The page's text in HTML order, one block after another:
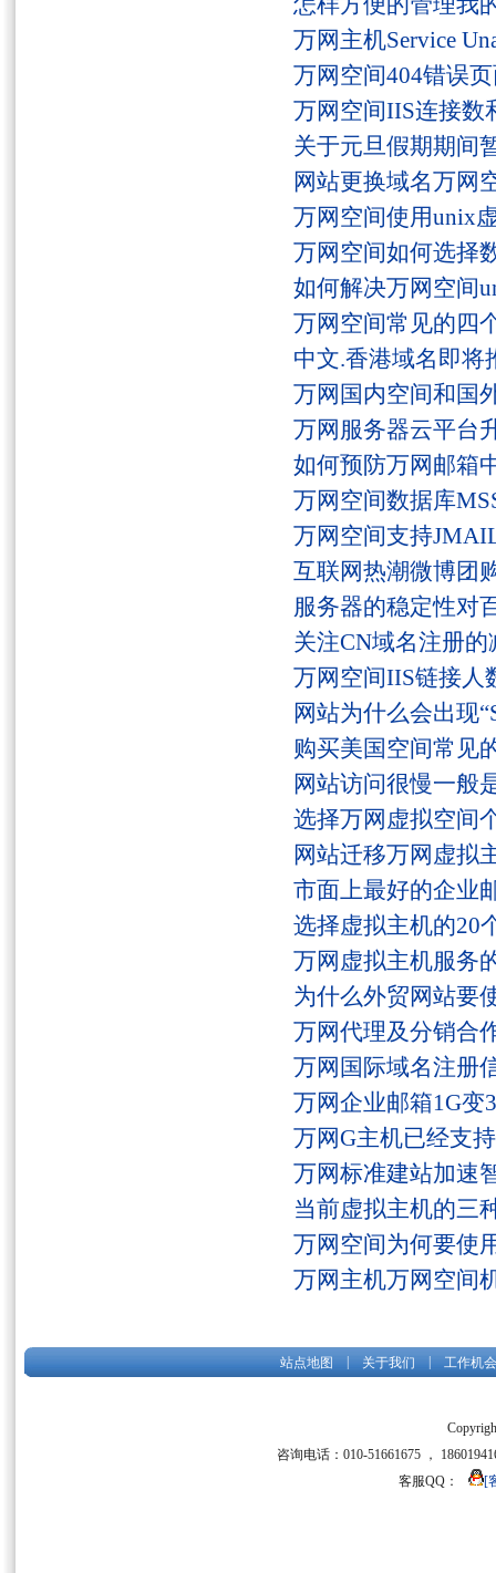
万网主机Service
万网空间404错误
万网空间IIS连接数
关于元旦假期期间
网站更换域名万网
万网空间使用unix
万网空间如何选择
如何解决万网空间
万网空间常见的四
中文.香港域名即将
万网国内空间和国
万网服务器云平台
如何预防万网邮箱
万网空间数据库
万网空间支持
互联网热潮微博团
服务器的稳定性对
关注CN域名注册
万网空间IIS链接人
网站为什么会出现
购买美国空间常见
网站访问很慢一般
选择万网虚拟空间
网站迁移万网虚拟
市面上最好的企业
选择虚拟主机的20
万网虚拟主机服务
为什么外贸网站要
万网代理及分销合
万网国际域名注册
万网企业邮箱1G变
万网G主机已经支
万网标准建站加速
当前虚拟主机的三
万网空间为何要使
万网主机万网空间
站点地图 关于我们 工作机会
咨询电话：010-51661675 ，
客服QQ：
[